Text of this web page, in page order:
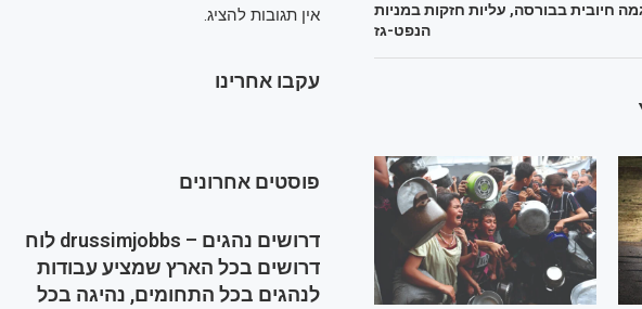
חיובית בבורסה, עליות חזקות במניות
הנפט-גז
אין תגובות להציג.
עקבו אחרינו
פוסטים אחרונים
דרושים נהגים – drussimjobbs לוח
דרושים בכל הארץ שמציע עבודות
לנהגים בכל התחומים, נהיגה בכל